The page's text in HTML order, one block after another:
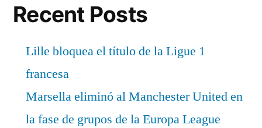
Recent Posts
Lille bloquea el título de la Ligue 1
francesa
Marsella eliminó al Manchester United en
la fase de grupos de la Europa League